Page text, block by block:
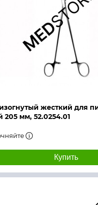
жесткий для
205 мм, 52.0254.01
Купить